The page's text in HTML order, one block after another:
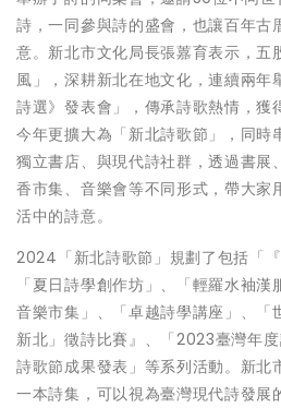
詩，一同參與詩的盛會，也讓百年古
意。新北市文化局長張䕒育表示，五
風」，深耕新北在地文化，連續兩年
詩選》發表會」，傳承詩歌熱情，獲
今年更擴大為「新北詩歌節」，同時
獨立書店、與現代詩社群，透過書展
香市集、音樂會等不同形式，帶大家
活中的詩意。
2024「新北詩歌節」規劃了包括「『
「夏日詩學創作坊」、「輕羅水袖
音樂市集」、「卓越詩學講座」、「
新北」徵詩比賽』、「2023臺灣年
詩歌節成果發表」等系列活動。新北
一本詩集，可以視為臺灣現代詩發展